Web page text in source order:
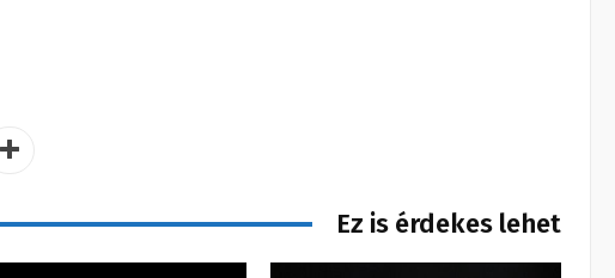
Ez is érdekes lehet